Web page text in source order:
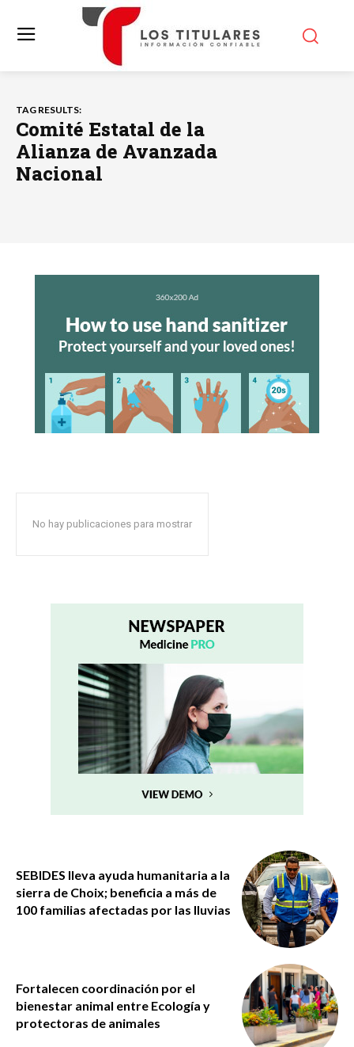
TAG RESULTS:
Comité Estatal de la
Alianza de Avanzada
Nacional
No hay publicaciones para mostrar
SEBIDES lleva ayuda humanitaria a la
sierra de Choix; beneficia a más de
100 familias afectadas por las lluvias
Fortalecen coordinación por el
bienestar animal entre Ecología y
protectoras de animales